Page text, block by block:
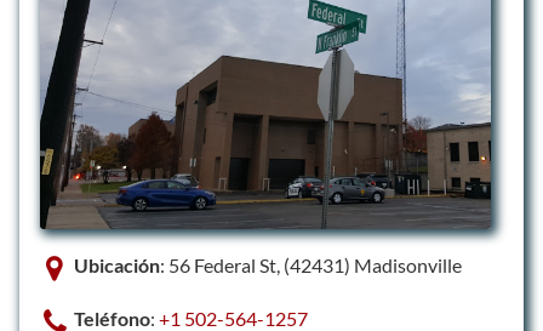
Ubicación: 56 Federal St, (42431) Madisonville
Teléfono: +1 502-564-1257